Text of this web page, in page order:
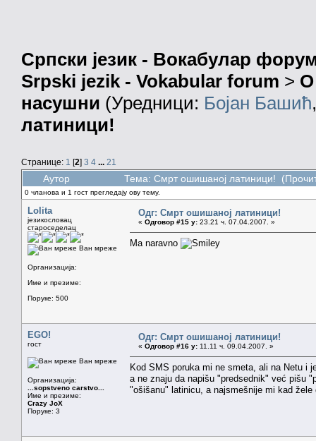
Српски језик - Вокабулар
Srpski jezik - Vokabular forum > О
насушни (Уредници: Бојан Башић
латиници!
Странице: 1 [2] 3 4 ... 21
Аутор Тема: Смрт ошишаној латиници!
0 чланова и 1 гост прегледају ову тему.
Lolita
језикословац
староседелац
Ван мреже
Организација:
Име и презиме:
Поруке: 500
Одг: Смрт ошишаној латиници!
« Одговор #15 у: 23.21 ч. 07.04.2007. »
Ma naravno
EGO!
гост
Ван мреже
Организација:
...sopstveno carstvo...
Име и презиме:
Crazy JoX
Поруке: 3
Одг: Смрт ошишаној латиници!
« Одговор #16 у: 11.11 ч. 09.04.2007. »
Kod SMS poruka mi ne smeta, ali na Netu i
a ne znaju da napišu "predsednik" već pišu
"ošišanu" latinicu, a najsmešnije mi kad